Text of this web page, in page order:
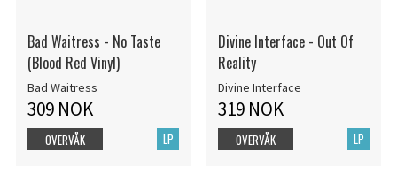
Bad Waitress - No Taste
(Blood Red Vinyl)
Bad Waitress
309 NOK
LP
OVERVÅK
Divine Interface - Out Of
Reality
Divine Interface
319 NOK
LP
OVERVÅK